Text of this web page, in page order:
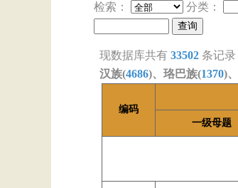
检索： 分类：
现数据库共有 33502 条记
汉族(4686)、珞巴族(1370)
编码
一级母题